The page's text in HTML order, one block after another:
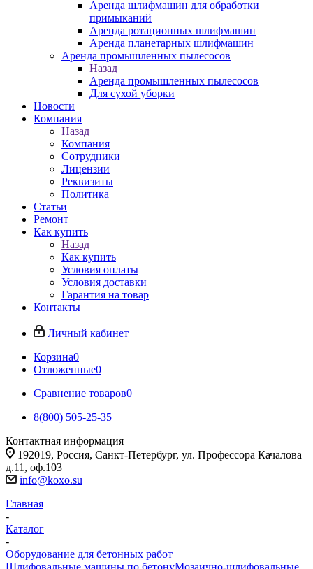
Аренда шлифмашин для обработки
примыканий
Аренда ротационных шлифмашин
Аренда планетарных шлифмашин
Аренда промышленных пылесосов
Назад
Аренда промышленных пылесосов
Для сухой уборки
Новости
Компания
Назад
Компания
Сотрудники
Лицензии
Реквизиты
Политика
Статьи
Ремонт
Как купить
Назад
Как купить
Условия оплаты
Условия доставки
Гарантия на товар
Контакты
Личный кабинет
Корзина0
Отложенные0
Сравнение товаров0
8(800) 505-25-35
Контактная информация
192019, Россия, Санкт-Петербург, ул. Профессора Качалова
д.11, оф.103
info@koxo.su
Главная
-
Каталог
-
Оборудование для бетонных работ
Шлифовальные машины по бетонуМозаично-шлифовальные